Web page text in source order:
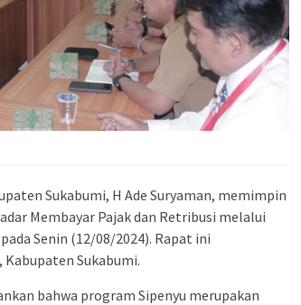
Sukabumi, H Ade Suryaman, memimpin
Membayar Pajak dan Retribusi melalui
Senin (12/08/2024). Rapat ini
Sukabumi.
bahwa program Sipenyu merupakan